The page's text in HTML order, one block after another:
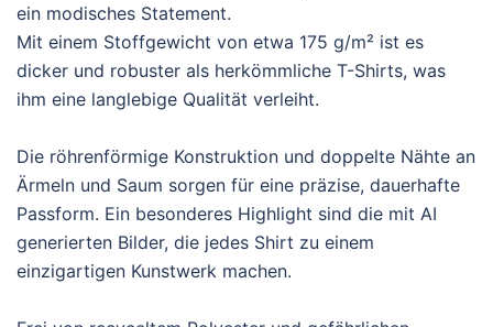
ein modisches Statement.
Mit einem Stoffgewicht von etwa 175 g/m² ist es
dicker und robuster als herkömmliche T-Shirts, was
ihm eine langlebige Qualität verleiht.
Die röhrenförmige Konstruktion und doppelte Nähte an
Ärmeln und Saum sorgen für eine präzise, dauerhafte
Passform. Ein besonderes Highlight sind die mit AI
generierten Bilder, die jedes Shirt zu einem
einzigartigen Kunstwerk machen.